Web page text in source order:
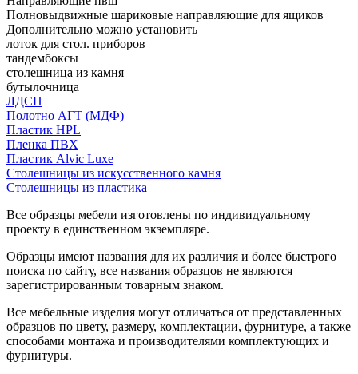
Полновыдвижные шариковые направляющие для ящиков
Дополнительно можно установить
лоток для стол. приборов
тандембоксы
столешница из камня
бутылочница
ЛДСП
Полотно АГТ (МДФ)
Пластик HPL
Пленка ПВХ
Пластик Alvic Luxe
Столешницы из искусственного камня
Столешницы из пластика
Все образцы мебели изготовлены по индивидуальному
проекту в единственном экземпляре.
Образцы имеют названия для их различия и более быстрого
поиска по сайту, все названия образцов не являются
зарегистрированным товарным знаком.
Все мебельные изделия могут отличаться от представленных
образцов по цвету, размеру, комплектации, фурнитуре, а также
способами монтажа и производителями комплектующих и
фурнитуры.